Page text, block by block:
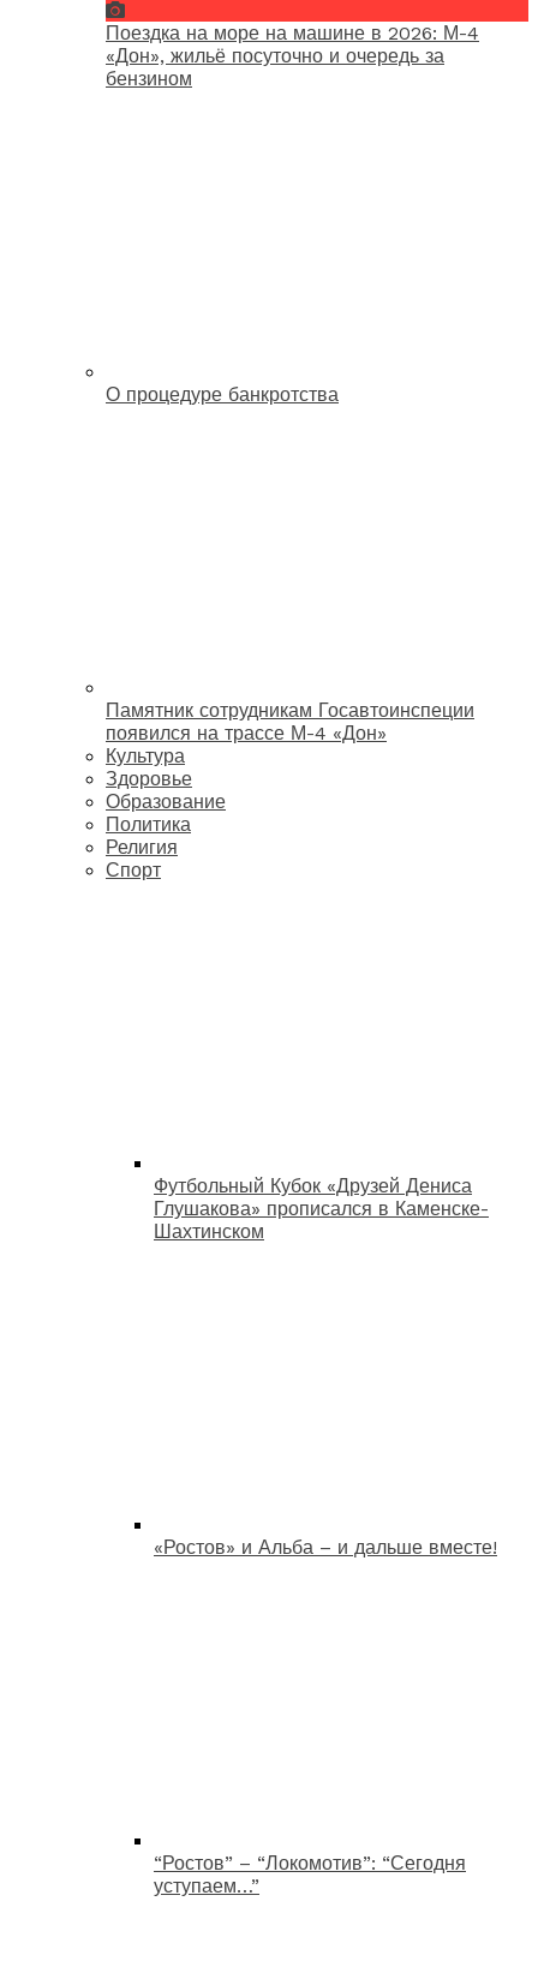
Поездка на море на машине в 2026: М-4
«Дон», жильё посуточно и очередь за
бензином
О процедуре банкротства
Памятник сотрудникам Госавтоинспеции
появился на трассе М-4 «Дон»
Культура
Здоровье
Образование
Политика
Религия
Спорт
Футбольный Кубок «Друзей Дениса
Глушакова» прописался в Каменске-
Шахтинском
«Ростов» и Альба – и дальше вместе!
“Ростов” – “Локомотив”: “Сегодня
уступаем…”